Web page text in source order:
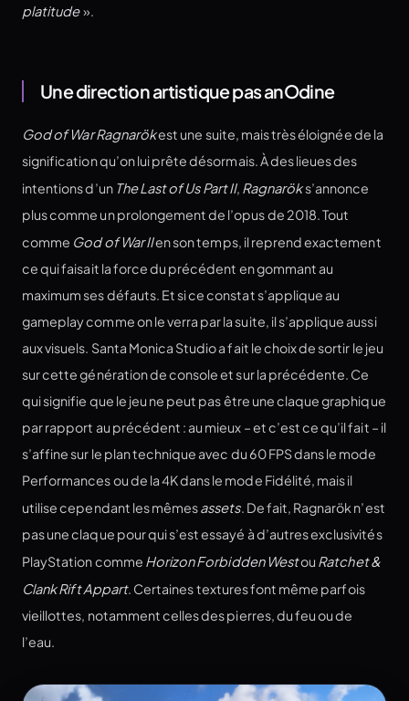
platitude».
Une direction artistique pas anOdine
God of War Ragnarökest une suite, mais très éloignée de la
signification qu’on lui prête désormais. À des lieues des
intentions d’un The Last of Us Part II, Ragnaröks’annonce
plus comme un prolongement de l’opus de 2018. Tout
comme God of War IIen son temps, il reprend exactement
ce qui faisait la force du précédent en gommant au
maximum ses défauts. Et si ce constat s’applique au
gameplay comme on le verra par la suite, il s’applique aussi
aux visuels. Santa Monica Studio a fait le choix de sortir le jeu
sur cette génération de console et sur la précédente. Ce
qui signifie que le jeu ne peut pas être une claque graphique
par rapport au précédent : au mieux – et c’est ce qu’il fait – il
s’affine sur le plan technique avec du 60 FPS dans le mode
Performances ou de la 4K dans le mode Fidélité, mais il
utilise cependant les mêmesassets. De fait, Ragnarök n’est
pas une claque pour qui s’est essayé à d’autres exclusivités
PlayStation comme Horizon Forbidden Westou Ratchet &
Clank Rift Appart. Certaines textures font même parfois
vieillottes, notamment celles des pierres, du feu ou de
l’eau.